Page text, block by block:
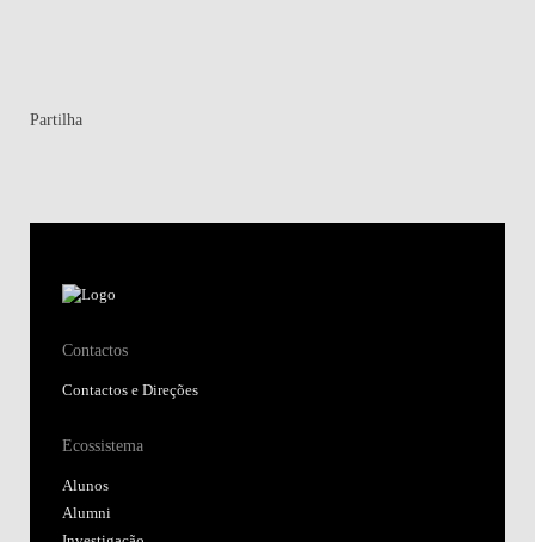
Partilha
Contactos
Contactos e Direções
Ecossistema
Alunos
Alumni